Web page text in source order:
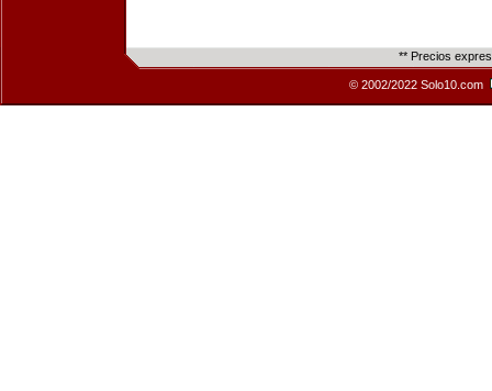
** Precios
© 2002/2022 Solo10.com